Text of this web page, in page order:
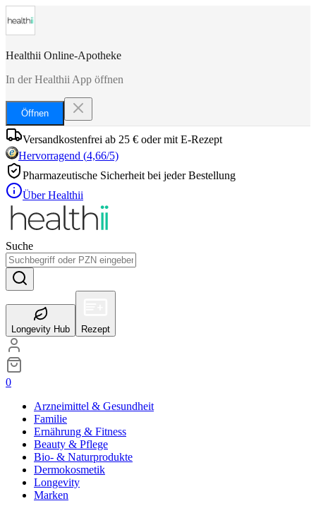
Healthii Online-Apotheke
In der Healthii App öffnen
Öffnen
Versandkostenfrei ab 25 € oder mit E-Rezept
Hervorragend (4,66/5)
Pharmazeutische Sicherheit bei jeder Bestellung
Über Healthii
Suche
Longevity Hub Rezept
0
Arzneimittel & Gesundheit
Familie
Ernährung & Fitness
Beauty & Pflege
Bio- & Naturprodukte
Dermokosmetik
Longevity
Marken